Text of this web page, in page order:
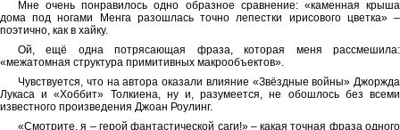
Мне очень понравилось одно образное сравнение: «каменная крыша
дома под ногами Менга разошлась точно лепестки ирисового цветка» –
поэтично, как в хайку.
Ой, ещё одна потрясающая фраза, которая меня рассмешила:
«межатомная структура примитивных макрообъектов».
Чувствуется, что на автора оказали влияние «Звёздные войны» Джоржда
Лукаса и «Хоббит» Толкиена, ну и, разумеется, не обошлось без всеми
известного произведения Джоан Роулинг.
«Смотрите, я – герой фантастической саги!» – какая точная фраза одного